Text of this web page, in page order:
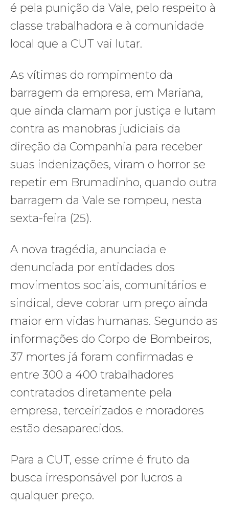
é pela punição da Vale, pelo respeito à
classe trabalhadora e à comunidade
local que a CUT vai lutar.
As vítimas do rompimento da
barragem da empresa, em Mariana,
que ainda clamam por justiça e lutam
contra as manobras judiciais da
direção da Companhia para receber
suas indenizações, viram o horror se
repetir em Brumadinho, quando outra
barragem da Vale se rompeu, nesta
sexta-feira (25).
A nova tragédia, anunciada e
denunciada por entidades dos
movimentos sociais, comunitários e
sindical, deve cobrar um preço ainda
maior em vidas humanas. Segundo as
informações do Corpo de Bombeiros,
37 mortes já foram confirmadas e
entre 300 a 400 trabalhadores
contratados diretamente pela
empresa, terceirizados e moradores
estão desaparecidos.
Para a CUT, esse crime é fruto da
busca irresponsável por lucros a
qualquer preço.